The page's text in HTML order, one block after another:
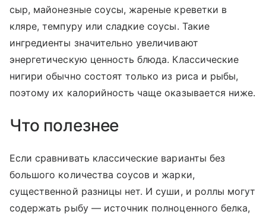
сыр, майонезные соусы, жареные креветки в
кляре, темпуру или сладкие соусы. Такие
ингредиенты значительно увеличивают
энергетическую ценность блюда. Классические
нигири обычно состоят только из риса и рыбы,
поэтому их калорийность чаще оказывается ниже.
Что полезнее
Если сравнивать классические варианты без
большого количества соусов и жарки,
существенной разницы нет. И суши, и роллы могут
содержать рыбу — источник полноценного белка,